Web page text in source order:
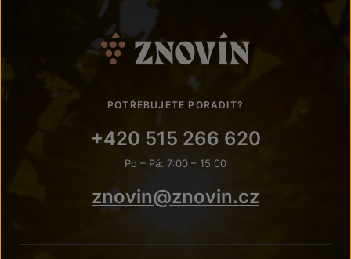
POTŘEBUJETE PORADIT?
+420 515 266 620
Po – Pá: 7:00 – 15:00
znovin@znovin.cz